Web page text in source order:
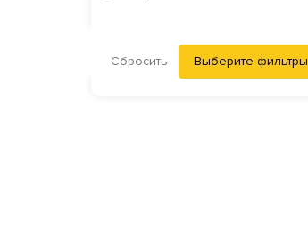
Сбросить Выберите фильтры